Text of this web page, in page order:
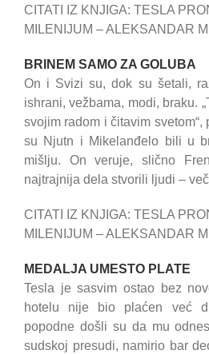
CITATI IZ KNJIGA: TESLA
MILENIJUM – ALEKSANDAR
BRINEM SAMO ZA GOLUBA
On i Svizi su, dok su šetali,
ishrani, vežbama, modi, braku.
svojim radom i čitavim svetom“,
su Njutn i Mikelanđelo bili u
mišlju. On veruje, slično
najtrajnija dela stvorili ljudi –
CITATI IZ KNJIGA: TESLA
MILENIJUM – ALEKSANDAR
MEDALJA UMESTO PLATE
Tesla je sasvim ostao bez
hotelu nije bio plaćen već
popodne došli su da mu
sudskoj presudi, namirio bar